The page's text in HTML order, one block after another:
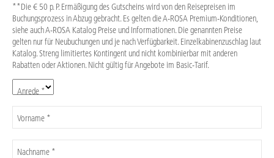
**Die € 50 p. P. Ermäßigung des Gutscheins wird von den Reisepreisen im
Buchungsprozess in Abzug gebracht. Es gelten die A-ROSA Premium-Konditionen,
siehe auch A-ROSA Katalog Preise und Informationen. Die genannten Preise
gelten nur für Neubuchungen und je nach Verfügbarkeit. Einzelkabinenzuschlag laut
Katalog. Streng limitiertes Kontingent und nicht kombinierbar mit anderen
Rabatten oder Aktionen. Nicht gültig für Angebote im Basic-Tarif.
Anrede *
Vorname *
Nachname *